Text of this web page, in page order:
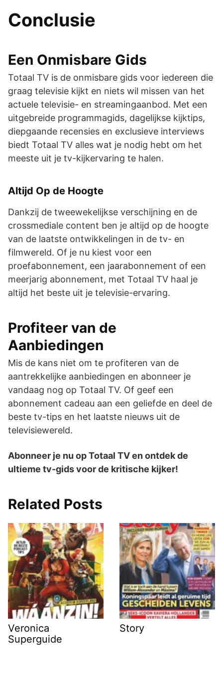
Conclusie
Een Onmisbare Gids
Totaal TV is de onmisbare gids voor iedereen die
graag televisie kijkt en niets wil missen van het
actuele televisie- en streamingaanbod. Met een
uitgebreide programmagids, dagelijkse kijktips,
diepgaande recensies en exclusieve interviews
biedt Totaal TV alles wat je nodig hebt om het
meeste uit je tv-kijkervaring te halen.
Altijd Op de Hoogte
Dankzij de tweewekelijkse verschijning en de
crossmediale content ben je altijd op de hoogte
van de laatste ontwikkelingen in de tv- en
filmwereld. Of je nu kiest voor een
proefabonnement, een jaarabonnement of een
meerjarig abonnement, met Totaal TV haal je
altijd het beste uit je televisie-ervaring.
Profiteer van de
Aanbiedingen
Mis de kans niet om te profiteren van de
aantrekkelijke aanbiedingen en abonneer je
vandaag nog op Totaal TV. Of geef een
abonnement cadeau aan een geliefde en deel de
beste tv-tips en het laatste nieuws uit de
televisiewereld.
Abonneer je nu op Totaal TV en ontdek de
ultieme tv-gids voor de kritische kijker!
Related Posts
Veronica
Superguide
Story